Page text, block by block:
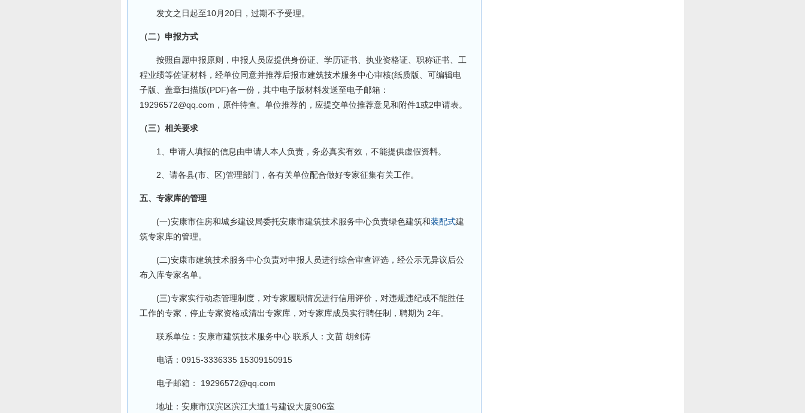
发文之日起至10月20日，过期不予受理。
（二）申报方式
按照自愿申报原则，申报人员应提供身份证、学历证书、执业资格证、职称证书、工
程业绩等佐证材料，经单位同意并推荐后报市建筑技术服务中心审核(纸质版、可编辑电
子版、盖章扫描版(PDF)各一份，其中电子版材料发送至电子邮箱：
19296572@qq.com，原件待查。单位推荐的，应提交单位推荐意见和附件1或2申请表。
（三）相关要求
1、申请人填报的信息由申请人本人负责，务必真实有效，不能提供虚假资料。
2、请各县(市、区)管理部门，各有关单位配合做好专家征集有关工作。
五、专家库的管理
(一)安康市住房和城乡建设局委托安康市建筑技术服务中心负责绿色建筑和装配式建
筑专家库的管理。
(二)安康市建筑技术服务中心负责对申报人员进行综合审查评选，经公示无异议后公
布入库专家名单。
(三)专家实行动态管理制度，对专家履职情况进行信用评价，对违规违纪或不能胜任
工作的专家，停止专家资格或清出专家库，对专家库成员实行聘任制，聘期为 2年。
联系单位：安康市建筑技术服务中心 联系人：文苗 胡剑涛
电话：0915-3336335 15309150915
电子邮箱： 19296572@qq.com
地址：安康市汉滨区滨江大道1号建设大厦906室